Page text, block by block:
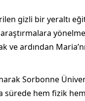
gizli bir yeraltı
ardından
Sorbonne
sürede hem fizik